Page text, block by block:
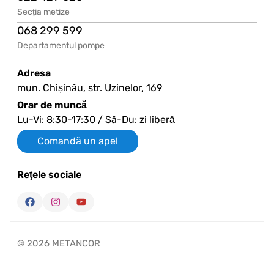
Secția metize
068 299 599
Departamentul pompe
Adresa
mun. Chișinău, str. Uzinelor, 169
Orar de muncă
Lu-Vi: 8:30-17:30 / Sâ-Du: zi liberă
Comandă un apel
Reţele sociale
© 2026 METANCOR